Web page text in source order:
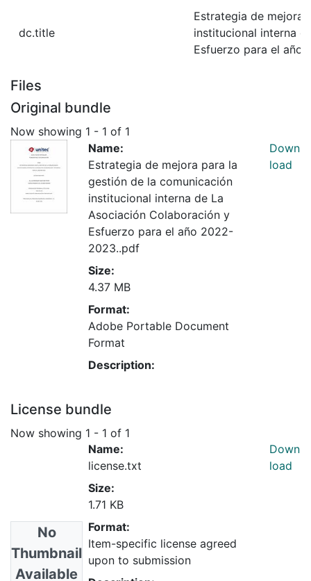
dc.title
Estrategia de mejora
institucional interna
Esfuerzo para el año
Files
Original bundle
Now showing 1 - 1 of 1
Name:
Estrategia de mejora para la
gestión de la comunicación
institucional interna de La
Asociación Colaboración y
Esfuerzo para el año 2022-
2023..pdf
Size:
4.37 MB
Format:
Adobe Portable Document
Format
Description:
Down
load
License bundle
Now showing 1 - 1 of 1
No
Thumbnail
Available
Name:
license.txt
Size:
1.71 KB
Format:
Item-specific license agreed
upon to submission
Down
load